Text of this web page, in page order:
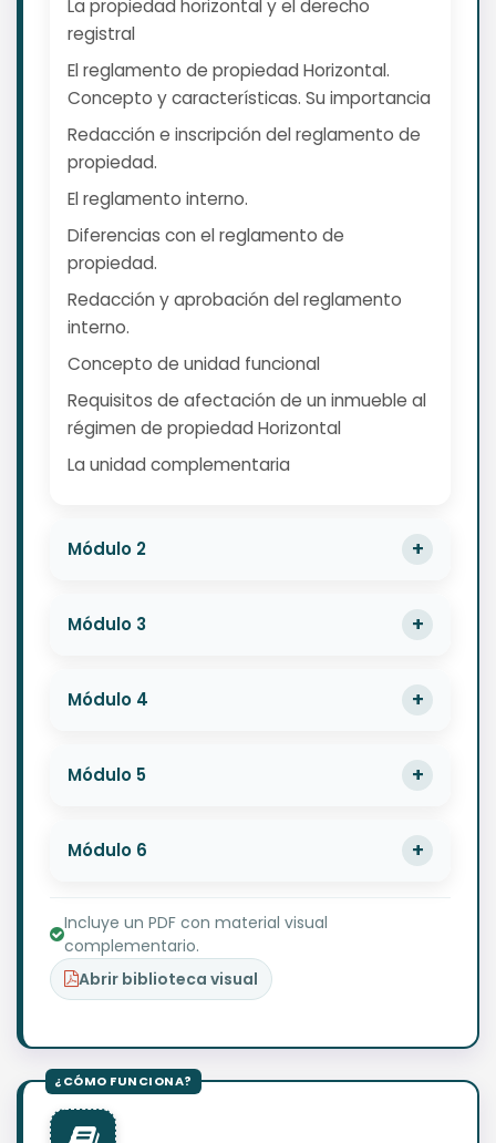
La propiedad horizontal y el derecho
registral
El reglamento de propiedad Horizontal.
Concepto y características. Su importancia
Redacción e inscripción del reglamento de
propiedad.
El reglamento interno.
Diferencias con el reglamento de
propiedad.
Redacción y aprobación del reglamento
interno.
Concepto de unidad funcional
Requisitos de afectación de un inmueble al
régimen de propiedad Horizontal
La unidad complementaria
Módulo 2
Módulo 3
Módulo 4
Módulo 5
Módulo 6
Incluye un PDF con material visual
complementario.
Abrir biblioteca visual